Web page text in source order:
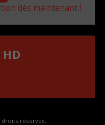
dès maintenant !
réservés.